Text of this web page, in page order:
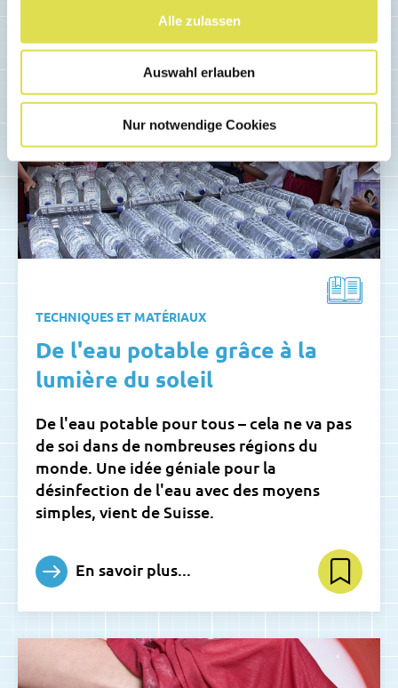
Alle zulassen
Auswahl erlauben
Nur notwendige Cookies
TECHNIQUES ET MATÉRIAUX
De l'eau potable grâce à la
lumière du soleil
De l'eau potable pour tous – cela ne va pas
de soi dans de nombreuses régions du
monde. Une idée géniale pour la
désinfection de l'eau avec des moyens
simples, vient de Suisse.
En savoir plus...